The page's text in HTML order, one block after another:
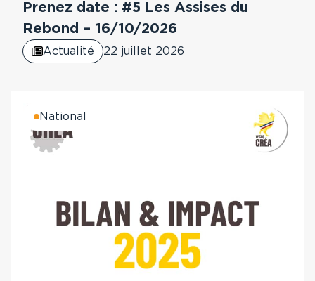
Prenez date : #5 Les Assises du
Rebond – 16/10/2026
Actualité 22 juillet 2026
National